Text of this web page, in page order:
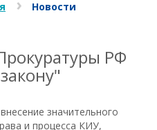
Новости
РФ
значительного
и процесса КИУ,